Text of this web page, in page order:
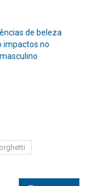
de beleza
impactos no